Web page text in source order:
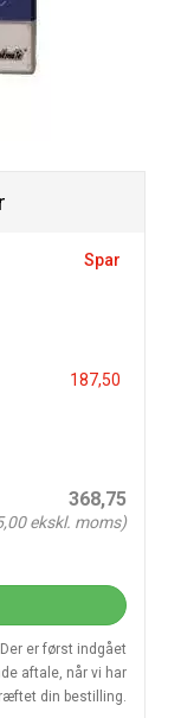
Spar
187,50
368,75
ekskl. moms)
er først indgået
aftale, når vi har
din bestilling.